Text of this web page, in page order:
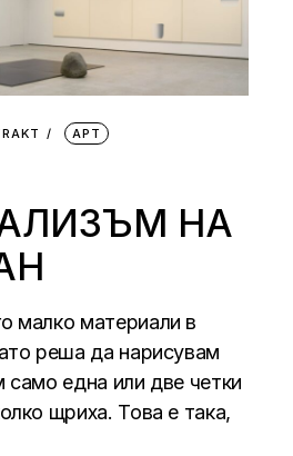
АРТ
НА
малко материали в
реша да нарисувам
само една или две четки
щриха. Това е така,